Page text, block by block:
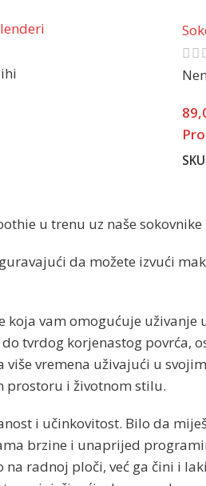
u trenu uz naše
da možete izvući
vam omogućuje uživanje
tvrdog korjenastog
vremena uživajući u
prostoru i životnom stilu.
i učinkovitost. Bilo da
brzine i unaprijed
radnoj ploči, već ga čini i